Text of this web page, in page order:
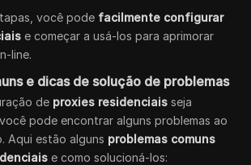
você pode facilmente configurar
e começar a usá-los para aprimorar
line.
e dicas de solução de problemas
de proxies residenciais seja
pode encontrar alguns problemas ao
Aqui estão alguns problemas comuns
e como solucioná-los: